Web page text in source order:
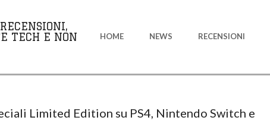
TECH E NON
Menu
HOME NEWS RECENSIONI
Limited Edition su PS4, Nintendo Switch e